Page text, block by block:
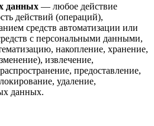
данных — любое действие
действий (операций),
средств автоматизации или
с персональными данными,
накопление, хранение,
извлечение,
предоставление,
удаление,
данных.